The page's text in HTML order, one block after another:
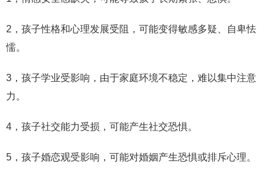
2，孩子性格和心理发展受阻，可能变得敏感多疑、自卑怯
懦。
3，孩子学业受影响，由于家庭环境不稳定，难以集中注意
力。
4，孩子社交能力受损，可能产生社交恐惧。
5，孩子婚恋观受影响，可能对婚姻产生恐惧或排斥心理。